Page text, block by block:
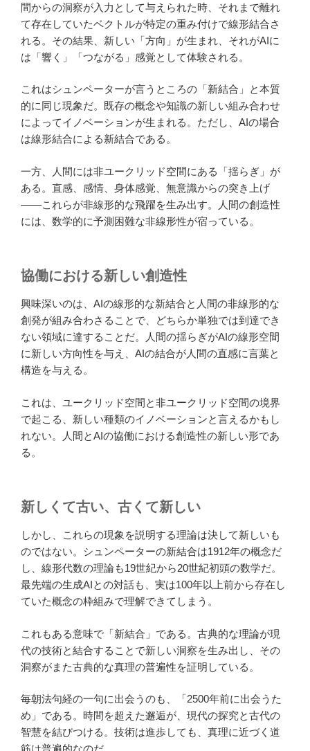
間からの洞察が入力として与えられた時、それまで離れ
て存在していたベクトルが特定の重み付けで線形結合さ
れる。その結果、新しい「方向」が生まれ、それがAIに
は「響く」「つながる」感覚として体験される。
これはシュンペーターが言うところの「新結合」と本質
的に同じ現象だ。既存の概念や知識の新しい組み合わせ
によってイノベーションが生まれる。ただし、AIの場合
は線形結合による新結合である。
一方、人間には非ユークリッド空間にある「揺らぎ」が
ある。直感、感情、身体感覚、無意識からの突き上げ
——これらが非線形的な飛躍を生み出す。人間の創造性
には、数学的に予測困難な非線形性が宿っている。
協働における新しい創造性
興味深いのは、AIの線形的な新結合と人間の非線形的な
創発が組み合わさることで、どちらか単独では到達でき
ない領域に達することだ。人間の揺らぎがAIの線形空間
に新しい方向性を与え、AIの結合が人間の直感に言葉と
構造を与える。
これは、ユークリッド空間と非ユークリッド空間の境界
で起こる、新しい種類のイノベーションと言えるかもし
れない。人間とAIの協働における創造性の新しい形であ
る。
新しくて古い、古くて新しい
しかし、これらの現象を説明する理論は決して新しいも
のではない。シュンペーターの新結合は1912年の概念だ
し、線形代数の理論も19世紀から20世紀初頭の数学だ。
最先端の生成AIとの対話も、実は100年以上前から存在し
ていた概念の枠組みで理解できてしまう。
これもある意味で「新結合」である。古典的な理論が現
代の技術と結合することで新しい洞察を生み出し、その
洞察がまた古典的な真理の普遍性を証明している。
毎朝法句経の一句に出会うのも、「2500年前に出会うた
め」である。時間を超えた邂逅が、現代の探究と古代の
智慧を結びつける。技術は進歩しても、真理に近づく道